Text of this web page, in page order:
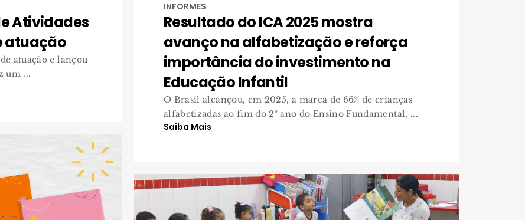
Atividades
atuação
atuação e lançou
um ...
INFORMES
Resultado do ICA 2025 mostra
avanço na alfabetização e reforça
importância do investimento na
Educação Infantil
O Brasil alcançou, em 2025, a marca de 66% de crianças
alfabetizadas ao fim do 2º ano do Ensino Fundamental, ...
Saiba Mais